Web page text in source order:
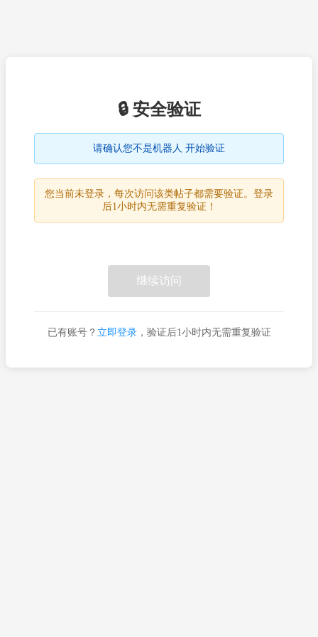
🔒 安全验证
请确认您不是机器人 开始验证
您当前未登录，每次访问该类帖子都需要验证。登录
后1小时内无需重复验证！
继续访问
已有账号？ 立即登录，验证后1小时内无需重复验证